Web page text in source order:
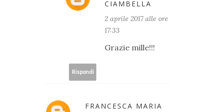
CIAMBELLA
2 aprile 2017 alle ore
17:33
Grazie mille!!!
Rispondi
FRANCESCA MARIA